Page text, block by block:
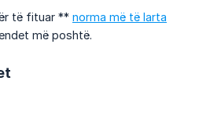
të fituar ** norma më të larta
më poshtë.